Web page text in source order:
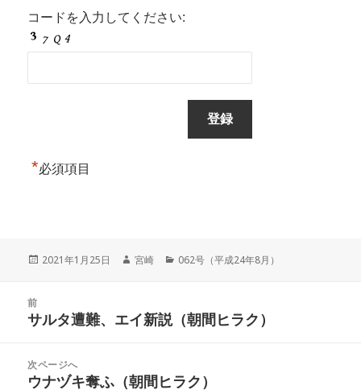
コードを入力してください:
*必須項目
投
2021年1月25日
作
宮崎
カ
ー
062号（平成24年8月）
前
前
投
稿:
サルタ遭難、エイ新説（朝間ヒラク）
次ページへ
次
ウナヅキ奪ふ（朝間ヒラク）